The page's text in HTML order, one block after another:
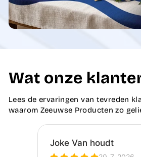
Wat onze
Lees de ervaringen van tevreden
waarom Zeeuwse Producten zo